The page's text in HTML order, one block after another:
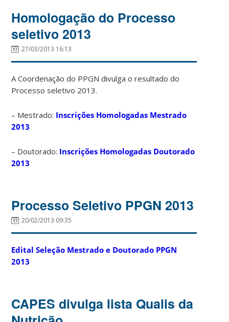
Homologação do Processo
seletivo 2013
27/03/2013 16:13
A Coordenação do PPGN divulga o resultado do
Processo seletivo 2013.
– Mestrado: Inscrições Homologadas Mestrado
2013
– Doutorado: Inscrições Homologadas Doutorado
2013
Processo Seletivo PPGN 2013
20/02/2013 09:35
Edital Seleção Mestrado e Doutorado PPGN
2013
CAPES divulga lista Qualis da